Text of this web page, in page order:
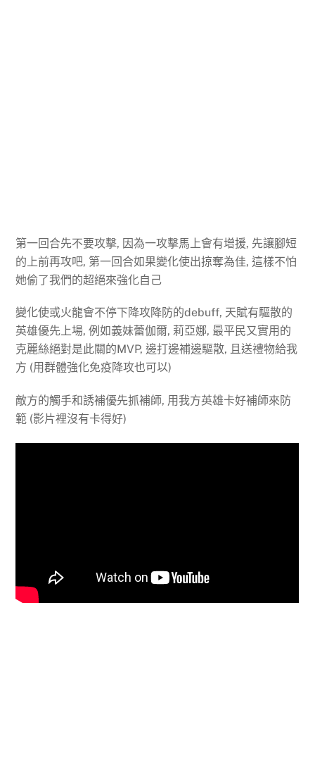
第一回合先不要攻擊, 因為一攻擊馬上會有增援, 先讓腳短
的上前再攻吧, 第一回合如果變化使出掠奪為佳, 這樣不怕
她偷了我們的超絕來強化自己
變化使或火龍會不停下降攻降防的debuff, 天賦有驅散的
英雄優先上場, 例如義妹蕾伽爾, 莉亞娜, 最平民又實用的
克麗絲絕對是此關的MVP, 邊打邊補邊驅散, 且送禮物給我
方 (用群體強化免疫降攻也可以)
敵方的觸手和誘補優先抓補師, 用我方英雄卡好補師來防
範 (影片裡沒有卡得好)